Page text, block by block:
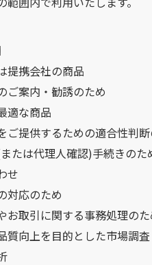
提携会社の商品
ご案内・勧誘のため
適な商品
ご提供するための適合性判
たは代理人確認)手続きのた
せ
対応のため
お取引に関する事務処理のた
質向上を目的とした市場調査